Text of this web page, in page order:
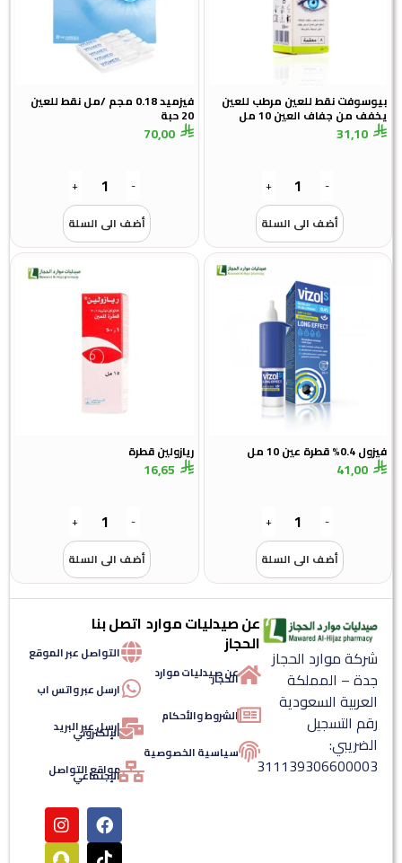
بيوسوفت نقط للعين مرطب للعين
يخفف من جفاف العين 10 مل
31,10
-
+
أضف الى السلة
فيزميد 0.18 مجم /مل نقط للعين
20 حبة
70,00
-
+
أضف الى السلة
فيزول 0.4% قطرة عين 10 مل
41,00
-
+
أضف الى السلة
ريازولين قطرة
16,65
-
+
أضف الى السلة
شركة موارد الحجاز
جدة – المملكة
العربية السعودية
رقم التسجيل
الضريبي:
311139306600003
عن صيدليات موارد
الحجاز
عن صيدليات موارد
الحجاز
الشروط والأحكام
سياسية الخصوصية
اتصل بنا
التواصل عبر الموقع
ارسل عبر واتس اب
ارسل عبر البريد
الإلكتروني
مواقع التواصل
الإجتماعي